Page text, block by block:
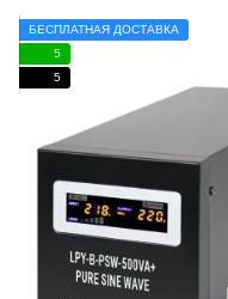
БЕСПЛАТНАЯ ДОСТАВКА
5
5